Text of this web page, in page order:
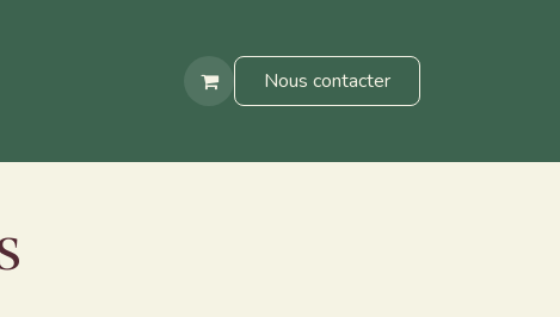
Nos lieux de formationNous contacter